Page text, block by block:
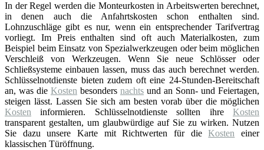
In der Regel werden die Monteurkosten in Arbeitswerten berechnet,
in denen auch die Anfahrtskosten schon enthalten sind.
Lohnzuschläge gibt es nur, wenn ein entsprechender Tarifvertrag
vorliegt. Im Preis enthalten sind oft auch Materialkosten, zum
Beispiel beim Einsatz von Spezialwerkzeugen oder beim möglichen
Verschleiß von Werkzeugen. Wenn Sie neue Schlösser oder
Schließsysteme einbauen lassen, muss das auch berechnet werden.
Schlüsselnotdienste bieten zudem oft eine 24-Stunden-Bereitschaft
an, was die Kosten besonders nachts und an Sonn- und Feiertagen,
steigen lässt. Lassen Sie sich am besten vorab über die möglichen
Kosten informieren. Schlüsselnotdienste sollten ihre Kosten
transparent gestalten, um glaubwürdige auf Sie zu wirken. Nutzen
Sie dazu unsere Karte mit Richtwerten für dieKosten einer
klassischen Türöffnung.